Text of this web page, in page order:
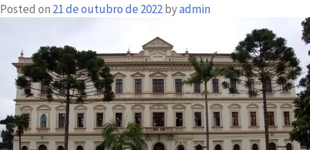
Posted on 21 de outubro de 2022byadmin